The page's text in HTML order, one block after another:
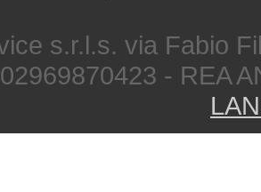
s.r.l.s. via Fabio
- REA